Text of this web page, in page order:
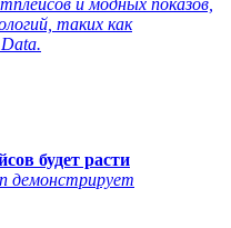
и модных показов,
таких как
будет расти
демонстрирует